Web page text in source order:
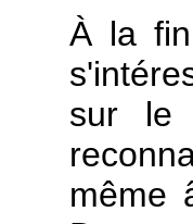
À la
sur le
même